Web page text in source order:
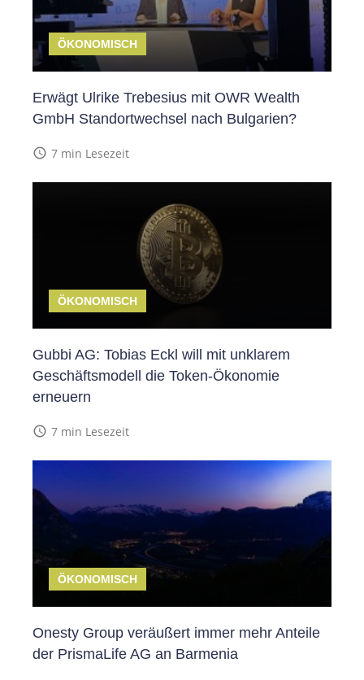
ÖKONOMISCH
Erwägt Ulrike Trebesius mit OWR Wealth
GmbH Standortwechsel nach Bulgarien?
access_time 7 min Lesezeit
ÖKONOMISCH
Gubbi AG: Tobias Eckl will mit unklarem
Geschäftsmodell die Token-Ökonomie
erneuern
access_time 7 min Lesezeit
ÖKONOMISCH
Onesty Group veräußert immer mehr Anteile
der PrismaLife AG an Barmenia